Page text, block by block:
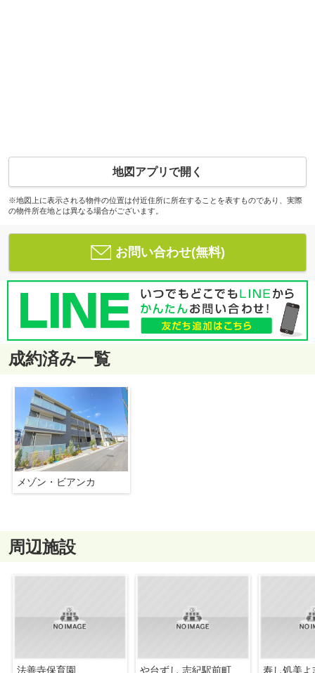
地図アプリで開く
※地図上に表示される物件の位置は付近住所に所在することを表すものであり、実際
の物件所在地とは異なる場合がございます。
お問い合わせ(無料)
成約済み一覧
メゾン・ビアンカ
周辺施設
法善寺保育園
や台ずし 志紀駅前町
寿し処美よ